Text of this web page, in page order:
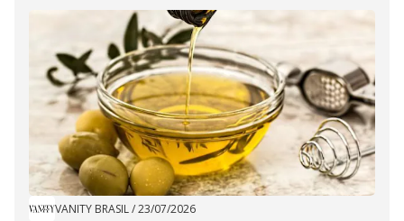
VANITY BRASIL/23/07/2026